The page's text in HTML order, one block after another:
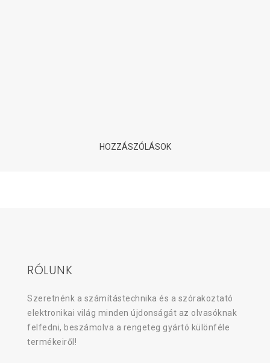
HOZZÁSZÓLÁSOK
RÓLUNK
Szeretnénk a számítástechnika és a szórakoztató
elektronikai világ minden újdonságát az olvasóknak
felfedni, beszámolva a rengeteg gyártó különféle
termékeiről!